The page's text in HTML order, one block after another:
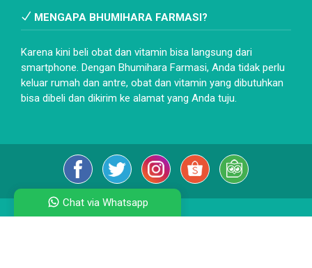
MENGAPA BHUMIHARA FARMASI?
Karena kini beli obat dan vitamin bisa langsung dari
smartphone. Dengan Bhumihara Farmasi, Anda tidak perlu
keluar rumah dan antre, obat dan vitamin yang dibutuhkan
bisa dibeli dan dikirim ke alamat yang Anda tuju.
Chat via Whatsapp